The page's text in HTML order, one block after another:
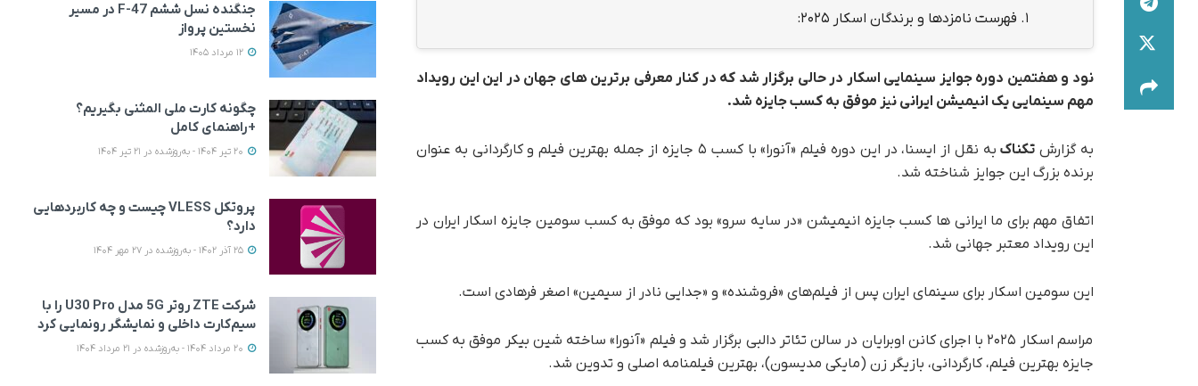
1. فهرست نامزدها و برندگان اسکار ۲۰۲۵:
نود و هفتمین دوره جوایز سینمایی اسکار در حالی برگزار شد که در کنار معرفی برترین های جهان در این این رویداد
مهم سینمایی یک انیمیشن ایرانی نیز موفق به کسب جایزه شد.
به گزارش تکناک
به نقل از ایسنا، در این دوره فیلم «آنورا» با کسب ۵ جایزه از جمله بهترین فیلم و کارگردانی به عنوان
برنده بزرگ این جوایز شناخته شد.
اتفاق مهم برای ما ایرانی ها کسب جایزه انیمیشن «در سایه سرو» بود که موفق به کسب سومین جایزه اسکار ایران در
این رویداد معتبر جهانی شد.
این سومین اسکار برای سینمای ایران پس از فیلم‌های «فروشنده» و «جدایی نادر از سیمین» اصغر فرهادی است.
مراسم اسکار ۲۰۲۵ با اجرای کانن اوبرایان در سالن تئاتر دالبی برگزار شد و فیلم «آنورا» ساخته شین بیکر موفق به کسب
جایزه بهترین فیلم، کارگردانی، بازیگر زن (مایکی مدیسون)، بهترین فیلمنامه اصلی و تدوین شد.
جنگنده نسل ششم F-47 در مسیر
نخستین پرواز
چگونه کارت ملی المثنی بگیریم؟
+راهنمای کامل
پروتکل VLESS چیست و چه کاربردهایی
دارد؟
شرکت ZTE روتر 5G مدل U30 Pro را با
سیم‌کارت داخلی و نمایشگر رونمایی کرد